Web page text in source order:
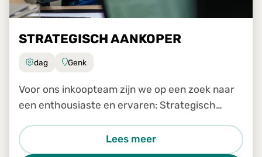
STRATEGISCH AANKOPER
dag Genk
Voor ons inkoopteam zijn we op een zoek naar
een enthousiaste en ervaren: Strategisch
Lees meer